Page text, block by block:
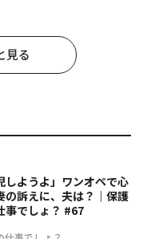
見る
しようよ」ワンオペで心
の訴えに、夫は？｜保護
事でしょ？ #67